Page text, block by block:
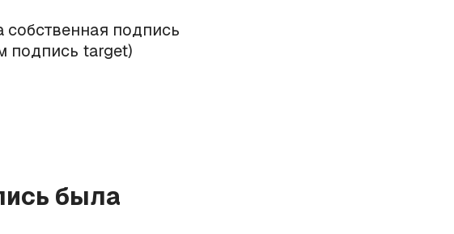
подпись
подпись target)
была